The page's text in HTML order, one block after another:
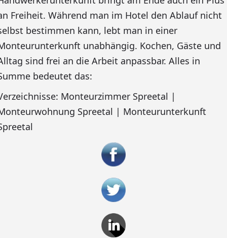
Freiheit. Während man im Hotel den Ablauf nicht
bestimmen kann, lebt man in einer
unabhängig. Kochen, Gäste und
sind frei an die Arbeit anpassbar. Alles in
bedeutet das:
Monteurzimmer Spreetal |
Spreetal | Monteurunterkunft